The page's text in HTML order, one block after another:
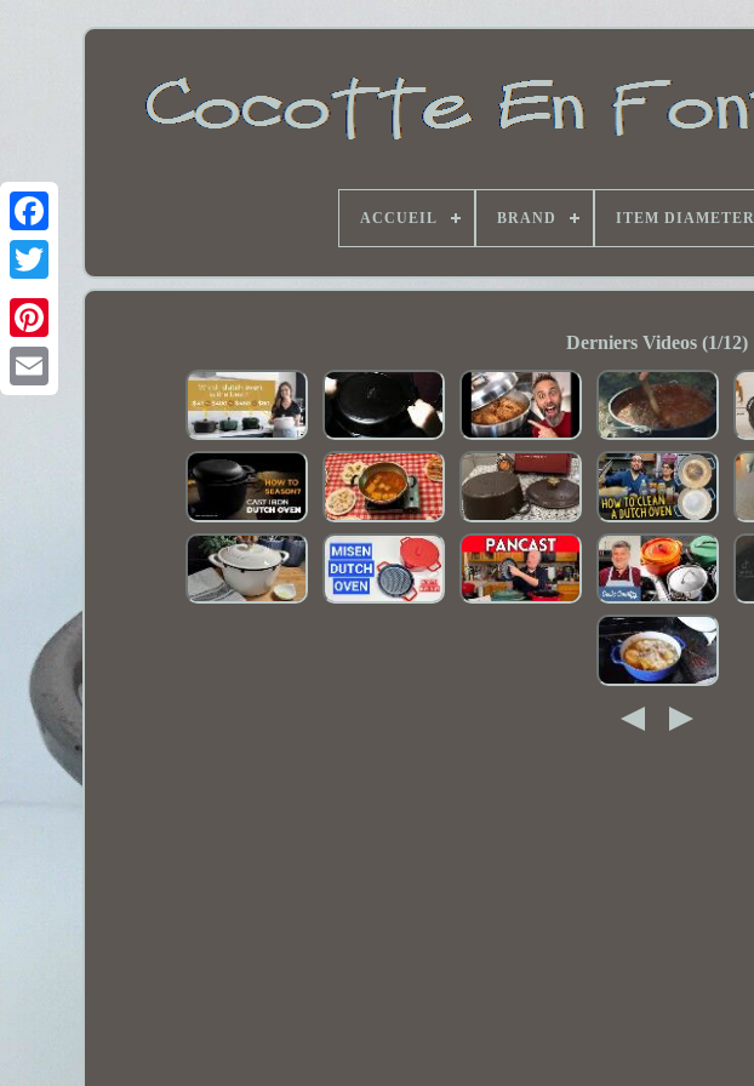
ACCUEIL BRAND ITEM DIAMETER
Derniers Videos (1/12)